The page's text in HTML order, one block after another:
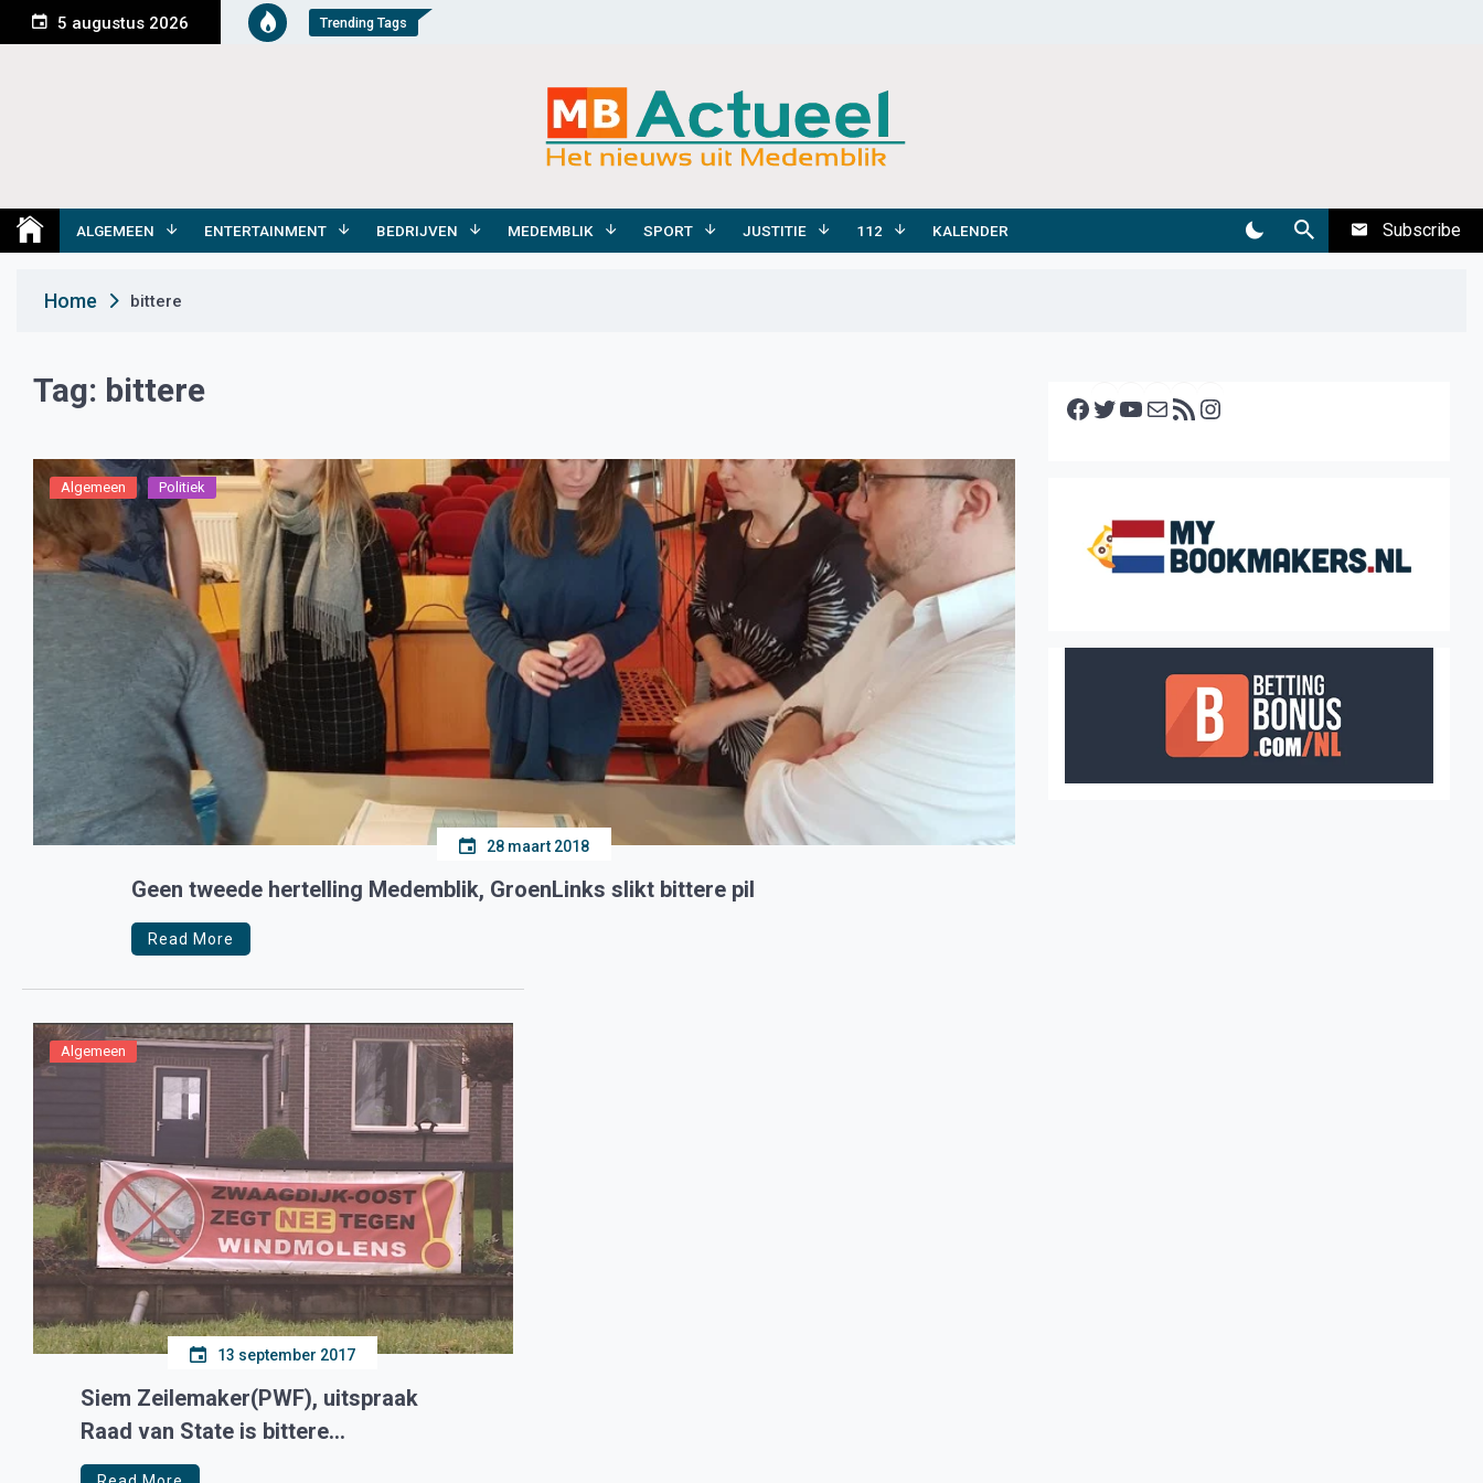
n
e
5 augustus 2026 Trending Tags
Medemblik Actueel
ALGEMEEN ENTERTAINMENT BEDRIJVEN MEDEMBLIK SPORT JUSTITIE 112 KALENDER Subscribe
Home bittere
Tag: bittere
Algemeen Politiek
28 maart 2018
Geen tweede hertelling Medemblik, GroenLinks slikt bittere pil
Read More
Algemeen
13 september 2017
Siem Zeilemaker(PWF), uitspraak
Raad van State is bittere
teleurstelling
Facebook Twitter YouTube E-mail RSS feed